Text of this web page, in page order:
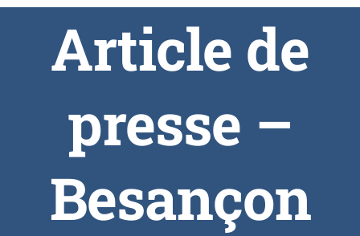
Article de
presse –
Besançon